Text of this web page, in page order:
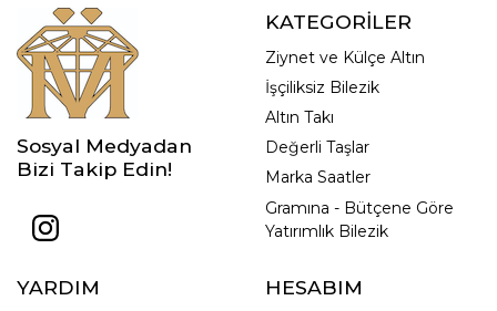
Sosyal Medyadan
Bizi Takip Edin!
KATEGORİLER
Ziynet ve Külçe Altın
İşçiliksiz Bilezik
Altın Takı
Değerli Taşlar
Marka Saatler
Gramına - Bütçene Göre
Yatırımlık Bilezik
YARDIM HESABIM